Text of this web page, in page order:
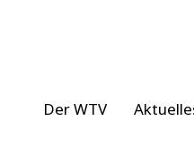
Der WTV